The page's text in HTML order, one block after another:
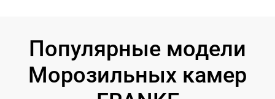
Популярные модели
Морозильных камер